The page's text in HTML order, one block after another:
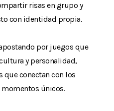
risas en grupo y
con identidad propia.
por juegos que
y personalidad,
conectan con los
momentos únicos.